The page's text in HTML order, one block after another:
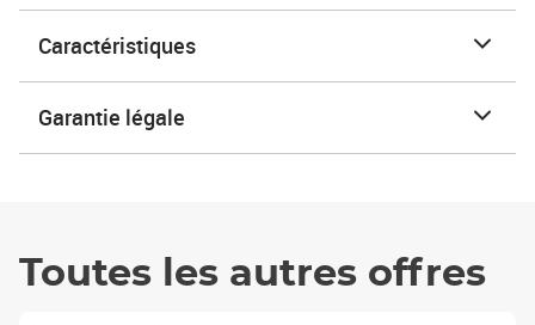
Caractéristiques
Garantie légale
Toutes les autres offres